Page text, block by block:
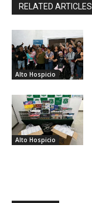
RELATED ARTICLES
Alto Hospicio
Alto Hospicio